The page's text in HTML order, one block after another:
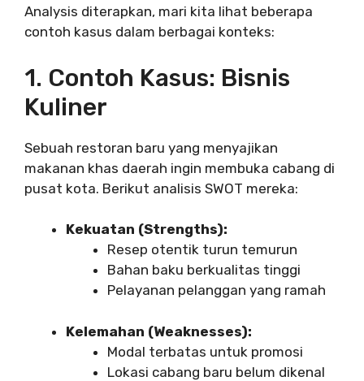
Analysis diterapkan, mari kita lihat beberapa
contoh kasus dalam berbagai konteks:
1. Contoh Kasus: Bisnis
Kuliner
Sebuah restoran baru yang menyajikan
makanan khas daerah ingin membuka cabang di
pusat kota. Berikut analisis SWOT mereka:
Kekuatan (Strengths):
Resep otentik turun temurun
Bahan baku berkualitas tinggi
Pelayanan pelanggan yang ramah
Kelemahan (Weaknesses):
Modal terbatas untuk promosi
Lokasi cabang baru belum dikenal